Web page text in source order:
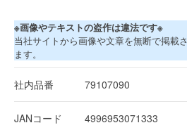
※画像やテキストの盗作は違法です※
当社サイトから画像や文章を無断で掲載
ます。
社内品番 79107090
JANコード 4996953071333